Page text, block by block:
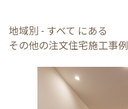
地域別 - すべて にある
その他の注文住宅施工事例